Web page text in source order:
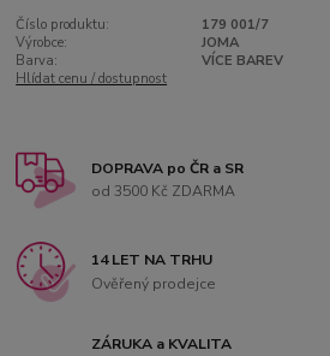
Číslo produktu:
179 001/7
Výrobce:
JOMA
Barva:
VÍCE BAREV
Hlídat cenu / dostupnost
DOPRAVA po ČR a SR
od 3500 Kč ZDARMA
14 LET NA TRHU
Ověřený prodejce
ZÁRUKA a KVALITA